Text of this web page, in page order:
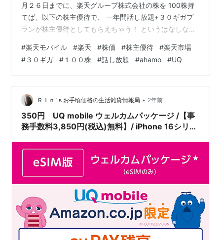
月２６日までに、楽天グループ株式会社の株を 100株持
てば、以下の株主優待で、 一年間話し放題+３０ギガプ
ランが株主優待としてもらえちゃう！ というはなしなん
優待！ 株主優待でもらえるプランは、無制限ではなく月
に３０ギガとなっています。 昨今、ahamo, Ymobile, UQ
などは基本３０ギガとなっているので、十分なギガ数と
言えますね。 こちらがその優待内容です。 株主優待！
いくらの投資で株主優待がもらえるの？ １００株所有す
れば、優…
#楽天モバイル #楽天 #株価 #株主優待 #楽天市場
#３０ギガ # １００株 #話し放題 #ahamo #UQ
Ｒｉｎ ’ｓお手頃価格の生活雑貨情報局 • 2年前
350円 UQ mobile ウェルカムパッケージ /【事
務手数料3,850円(税込)無料】/ iPhone 16シリー
_[iPhone/Android対応] / ダウンロード【eSIM
版】